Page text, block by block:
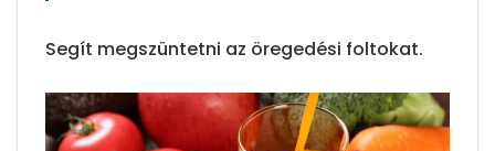
Segít megszüntetni az öregedési foltokat.